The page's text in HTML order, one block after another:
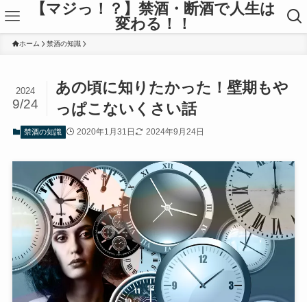
【マジっ！？】禁酒・断酒で人生は
変わる！！
ホーム 禁酒の知識
あの頃に知りたかった！壁期もや
っぱこないくさい話
2024
9/24
禁酒の知識 2020年1月31日 2024年9月24日